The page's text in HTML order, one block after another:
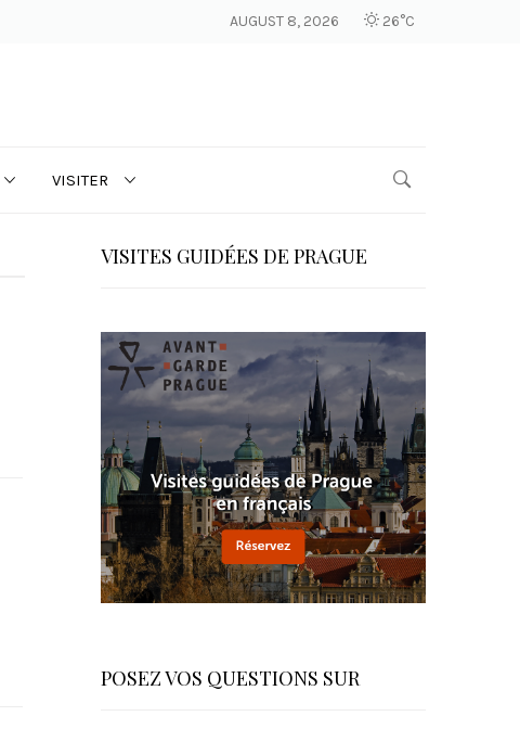
AUGUST 8, 2026 26°C
VISITER
VISITES GUIDÉES DE PRAGUE
POSEZ VOS QUESTIONS SUR